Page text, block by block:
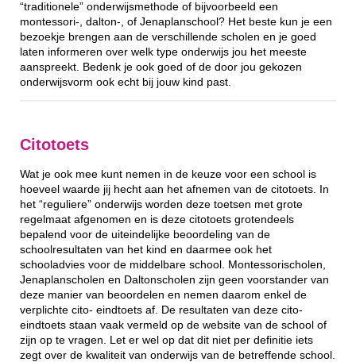
“traditionele” onderwijsmethode of bijvoorbeeld een
montessori-, dalton-, of Jenaplanschool? Het beste kun je een
bezoekje brengen aan de verschillende scholen en je goed
laten informeren over welk type onderwijs jou het meeste
aanspreekt. Bedenk je ook goed of de door jou gekozen
onderwijsvorm ook echt bij jouw kind past.
Citotoets
Wat je ook mee kunt nemen in de keuze voor een school is
hoeveel waarde jij hecht aan het afnemen van de citotoets. In
het “reguliere” onderwijs worden deze toetsen met grote
regelmaat afgenomen en is deze citotoets grotendeels
bepalend voor de uiteindelijke beoordeling van de
schoolresultaten van het kind en daarmee ook het
schooladvies voor de middelbare school. Montessorischolen,
Jenaplanscholen en Daltonscholen zijn geen voorstander van
deze manier van beoordelen en nemen daarom enkel de
verplichte cito- eindtoets af. De resultaten van deze cito-
eindtoets staan vaak vermeld op de website van de school of
zijn op te vragen. Let er wel op dat dit niet per definitie iets
zegt over de kwaliteit van onderwijs van de betreffende school.